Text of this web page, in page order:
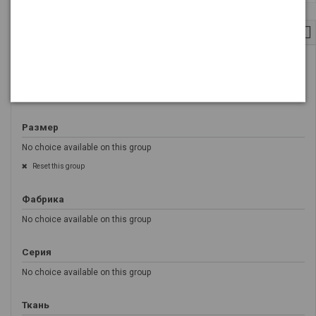
Размер
No choice available on this group
Reset this group
Фабрика
No choice available on this group
Серия
No choice available on this group
Ткань